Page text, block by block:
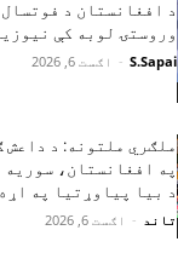
د افغانستان د
وروستۍ لوبه کې
S.Sapai
- اګست 6, 2026
ملګري ملتونه: د داعش
په افغانستان،
د بیا پیاوړتیا په
تاند - اګست 6, 2026